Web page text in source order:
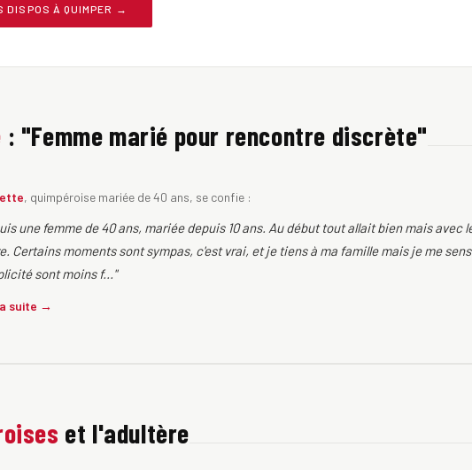
DISPOS À QUIMPER →
: "Femme marié pour rencontre discrète"
, quimpéroise mariée de 40 ans, se confie :
une femme de 40 ans, mariée depuis 10 ans. Au début tout allait bien mais avec
Certains moments sont sympas, c'est vrai, et je tiens à ma famille mais je me
sont moins f..."
suite →
et l'adultère